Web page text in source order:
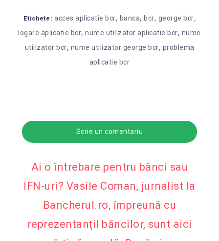
Etichete: acces aplicatie bcr, banca,bcr, george bcr,
logare aplicatie bcr,nume utilizator aplicatie bcr, nume
utilizator bcr, nume utilizator george bcr, problema
aplicatie bcr
Scrie un comentariu
Ai o întrebare pentru bănci sau
IFN-uri? Vasile Coman, jurnalist la
Bancherul.ro, împreună cu
reprezentanțiI băncilor, sunt aici